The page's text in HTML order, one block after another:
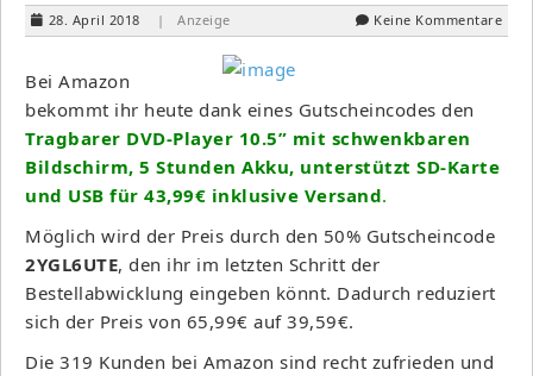
28. April 2018 | Anzeige Keine Kommentare
Bei Amazon
bekommt ihr heute dank eines Gutscheincodes den
Tragbarer DVD-Player 10.5” mit schwenkbaren
Bildschirm, 5 Stunden Akku, unterstützt SD-Karte
und USB für 43,99€ inklusive Versand.
Möglich wird der Preis durch den 50% Gutscheincode
2YGL6UTE, den ihr im letzten Schritt der
Bestellabwicklung eingeben könnt. Dadurch reduziert
sich der Preis von 65,99€ auf 39,59€.
Die 319 Kunden bei Amazon sind recht zufrieden und